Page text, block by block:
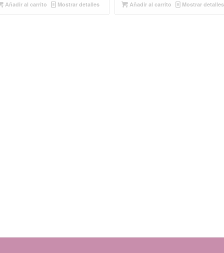
Añadir al carrito Mostrar detalles Añadir al carrito Mostrar detalles